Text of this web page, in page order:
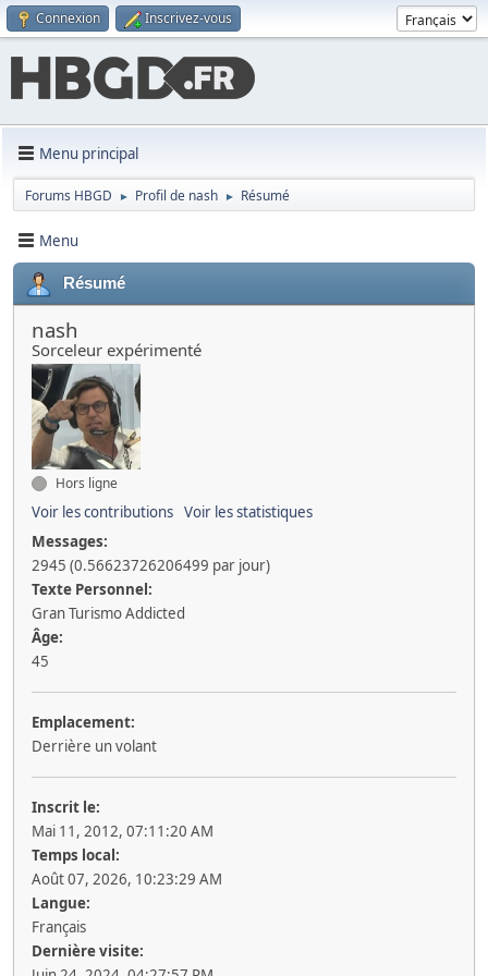
Connexion Inscrivez-vous
Menu principal
Forums HBGD ► Profil de nash ► Résumé
Menu
Résumé
nash
Sorceleur expérimenté
Hors ligne
Voir les contributions Voir les statistiques
Messages:
2945 (0.56623726206499 par jour)
Texte Personnel:
Gran Turismo Addicted
Âge:
45
Emplacement:
Derrière un volant
Inscrit le:
Mai 11, 2012, 07:11:20 AM
Temps local:
Août 07, 2026, 10:23:29 AM
Langue:
Français
Dernière visite: